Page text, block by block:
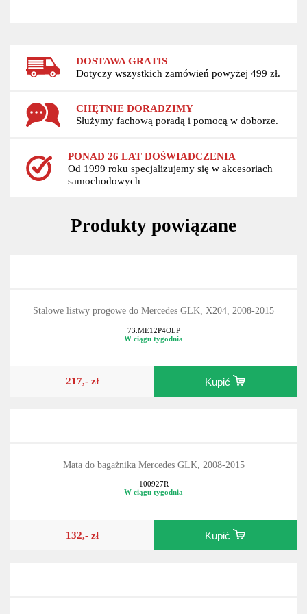
DOSTAWA GRATIS
Dotyczy wszystkich zamówień powyżej 499 zł.
CHĘTNIE DORADZIMY
Służymy fachową poradą i pomocą w doborze.
PONAD 26 LAT DOŚWIADCZENIA
Od 1999 roku specjalizujemy się w akcesoriach
samochodowych
Produkty powiązane
Stalowe listwy progowe do Mercedes GLK, X204, 2008-2015
73.ME12P4OLP
W ciągu tygodnia
217,- zł Kupić
Mata do bagażnika Mercedes GLK, 2008-2015
100927R
W ciągu tygodnia
132,- zł Kupić